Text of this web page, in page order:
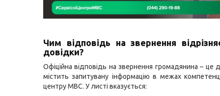
Чим відповідь на звернення
довідки?
Офіційна відповідь на звернення громадянина – це
містить запитувану інформацію в межах
центру МВС. У листі вказується: